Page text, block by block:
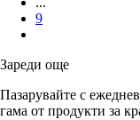
9
Зареди още
Пазарувайте с
гама от продукти за